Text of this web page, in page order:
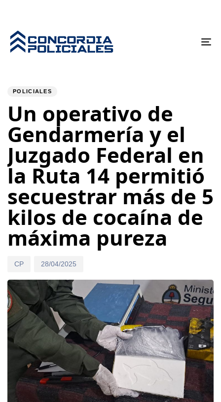
POLICIALES
Un operativo de
Gendarmería y el
Juzgado Federal en
la Ruta 14 permitió
secuestrar más de 5
kilos de cocaína de
máxima pureza
CP 28/04/2025